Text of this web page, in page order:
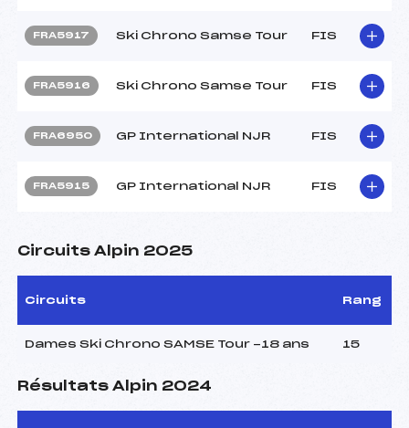
FRA5917 Ski Chrono Samse Tour FIS
FRA5916 Ski Chrono Samse Tour FIS
FRA6950 GP International NJR FIS
FRA5915 GP International NJR FIS
Circuits Alpin 2025
Circuits Rang
Dames Ski Chrono SAMSE Tour -18 ans 15
Résultats Alpin 2024